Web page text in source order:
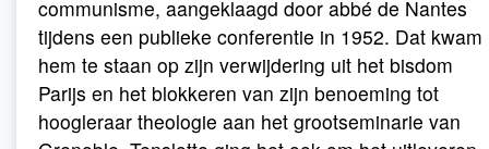
communisme, aangeklaagd door abbé de Nantes
tijdens een publieke conferentie in 1952. Dat kwam
hem te staan op zijn verwijdering uit het bisdom
Parijs en het blokkeren van zijn benoeming tot
hoogleraar theologie aan het grootseminarie van